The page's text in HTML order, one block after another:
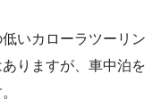
いカローラツーリン
りますが、車中泊を